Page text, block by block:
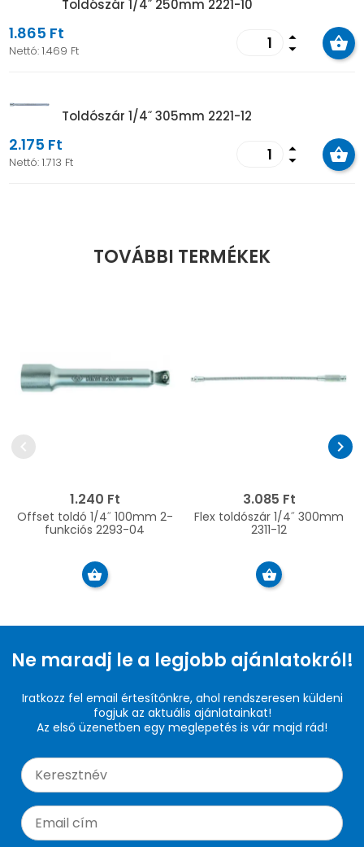
Toldószár 1/4˝ 250mm 2221-10
1.865 Ft
Nettó:1.469 Ft
arrow_drop_up
arrow_drop_down
Toldószár 1/4˝ 305mm 2221-12
2.175 Ft
Nettó:1.713 Ft
arrow_drop_up
arrow_drop_down
TOVÁBBI TERMÉKEK
1.240 Ft
Offset toldó 1/4˝ 100mm 2-
funkciós 2293-04
3.085 Ft
Flex toldószár 1/4˝ 300mm
2311-12
chevron_left chevron_right
Ne maradj le a legjobb ajánlatokról!
Iratkozz fel email értesítőnkre, ahol rendszeresen küldeni
fogjuk az aktuális ajánlatainkat!
Az első üzenetben egy meglepetés is vár majd rád!